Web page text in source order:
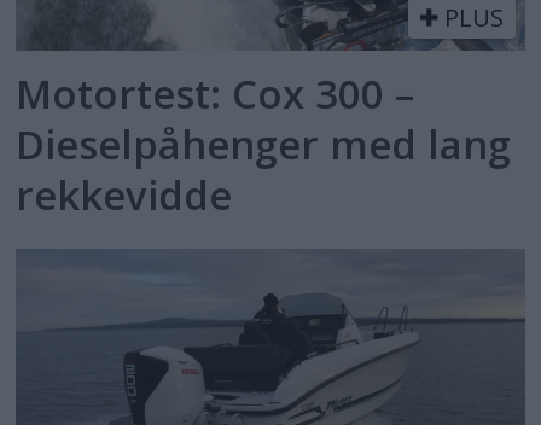
PLUS
Motortest: Cox 300 –
Dieselpåhenger med lang
rekkevidde